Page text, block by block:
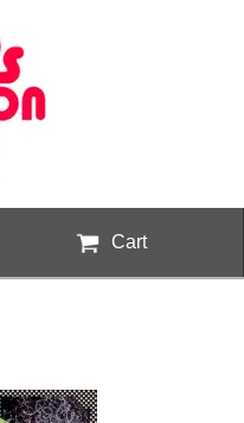
Cart